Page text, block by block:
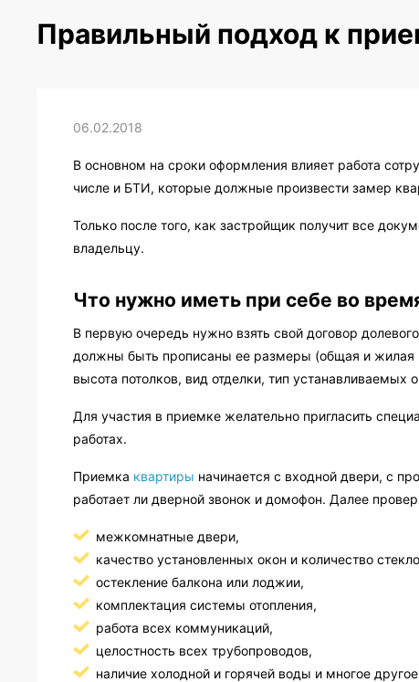
Правильный подход к
06.02.2018
В основном на сроки оформления влияет работа
числе и БТИ, которые должные произвести замер
Только после того, как застройщик получит все
владельцу.
Что нужно иметь при себе во
В первую очередь нужно взять свой договор
должны быть прописаны ее размеры (общая и
высота потолков, вид отделки, тип устанавливаемых
Для участия в приемке желательно пригласить
работах.
Приемка квартиры начинается с входной двери, с
работает ли дверной звонок и домофон. Далее
межкомнатные двери,
качество установленных окон и количество
остекление балкона или лоджии,
комплектация системы отопления,
работа всех коммуникаций,
целостность всех трубопроводов,
наличие холодной и горячей воды и многое